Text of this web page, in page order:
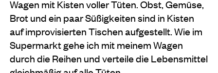
Wagen mit Kisten voller Tüten. Obst, Gemüse,
Brot und ein paar Süßigkeiten sind in Kisten
auf improvisierten Tischen aufgestellt. Wie im
Supermarkt gehe ich mit meinem Wagen
durch die Reihen und verteile die Lebensmittel